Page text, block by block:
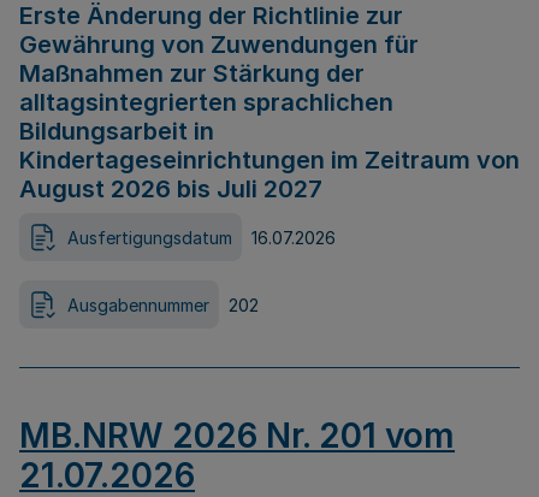
Erste Änderung der Richtlinie zur
Gewährung von Zuwendungen für
Maßnahmen zur Stärkung der
alltagsintegrierten sprachlichen
Bildungsarbeit in
Kindertageseinrichtungen im Zeitraum von
August 2026 bis Juli 2027
Ausfertigungsdatum 16.07.2026
Ausgabennummer 202
MB.NRW 2026 Nr. 201 vom
21.07.2026